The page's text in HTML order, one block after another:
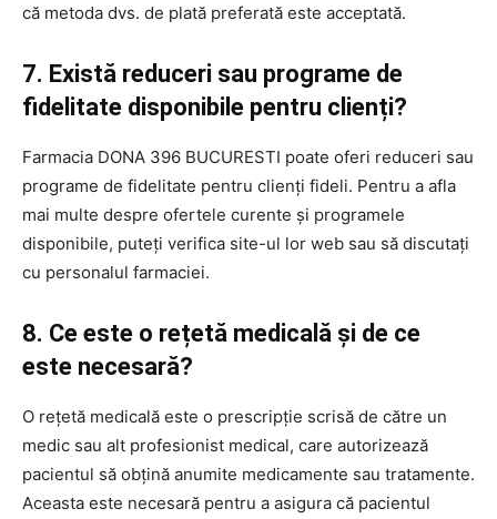
că metoda dvs. de plată preferată este acceptată.
7. Există reduceri sau programe de
fidelitate disponibile pentru clienți?
Farmacia DONA 396 BUCURESTI poate oferi reduceri sau
programe de fidelitate pentru clienți fideli. Pentru a afla
mai multe despre ofertele curente și programele
disponibile, puteți verifica site-ul lor web sau să discutați
cu personalul farmaciei.
8. Ce este o rețetă medicală și de ce
este necesară?
O rețetă medicală este o prescripție scrisă de către un
medic sau alt profesionist medical, care autorizează
pacientul să obțină anumite medicamente sau tratamente.
Aceasta este necesară pentru a asigura că pacientul